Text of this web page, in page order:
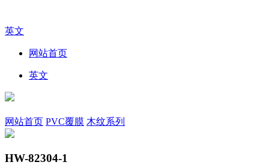
英文
网站首页
英文
网站首页 PVC覆膜 木纹系列
HW-82304-1